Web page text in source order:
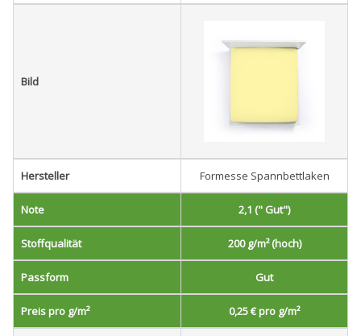
Bild
Hersteller Formesse Spannbettlaken
Note 2,1 (" Gut")
Stoffqualität 200 g/m² (hoch)
Passform Gut
Preis pro g/m² 0,25 € pro g/m²